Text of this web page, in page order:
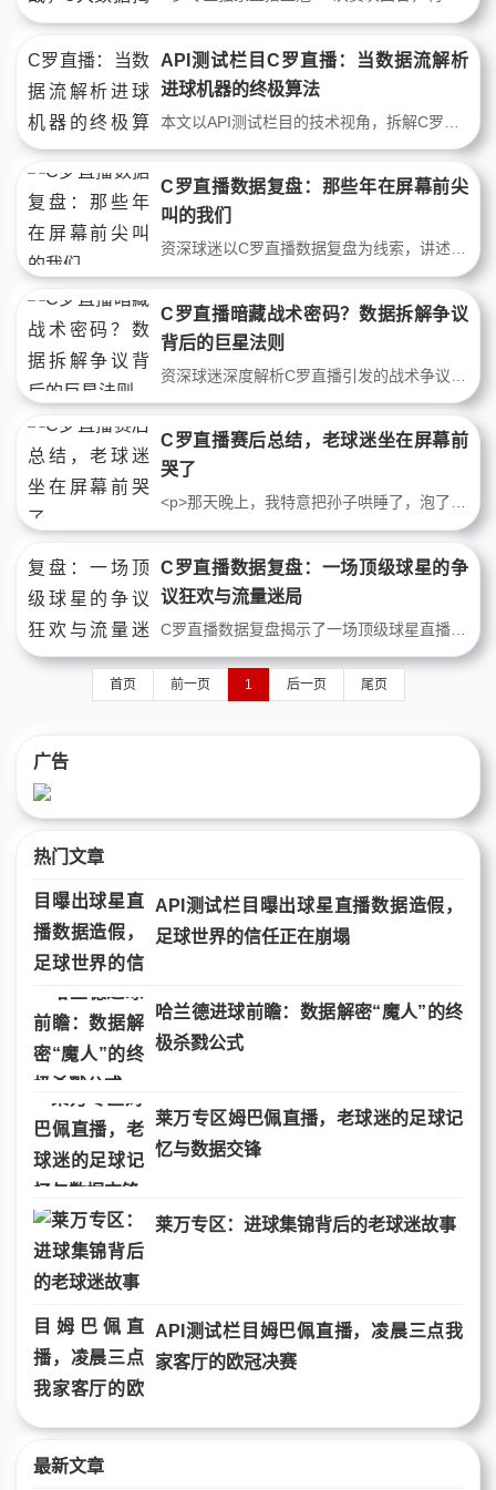
API测试栏目C罗直播：当数据流解析
进球机器的终极算法
C罗直播数据复盘：那些年在屏幕前尖
叫的我们
C罗直播暗藏战术密码？数据拆解争议
背后的巨星法则
C罗直播赛后总结，老球迷坐在屏幕前
哭了
C罗直播数据复盘：一场顶级球星的争
议狂欢与流量迷局
首页 前一页 1 后一页 尾页
广告
热门文章
API测试栏目曝出球星直播数据造假，
足球世界的信任正在崩塌
哈兰德进球前瞻：数据解密“魔人”的终
极杀戮公式
莱万专区姆巴佩直播，老球迷的足球记
忆与数据交锋
莱万专区：进球集锦背后的老球迷故事
API测试栏目姆巴佩直播，凌晨三点我
家客厅的欧冠决赛
最新文章